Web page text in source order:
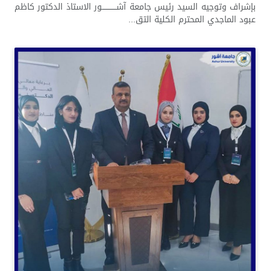
بإشراف وتوجيه السيد رئيس جامعة آشــــــــــــور الاستاذ الدكتور كاظم
عبود الماجدي المحترم الكلية التق...